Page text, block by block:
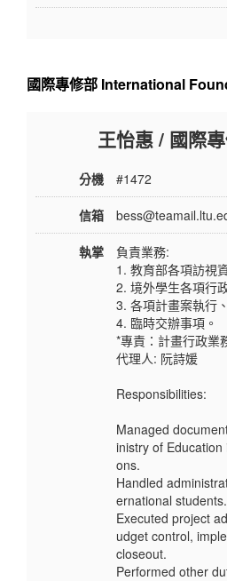
國際專修部 International
王怡惠 / 國際
分機 #1472
信箱
執掌
負責業務:
1. 教育部各項訪視
2. 境外學生各項行
3. 各項計畫案執行
4. 臨時交辦事項。
*專責：計畫行政業
代理人: 阮詩媛
Responsibilities:
Managed
inistry of
ons.
Handled
ernational students.
Executed project
udget control,
closeout.
Performed other